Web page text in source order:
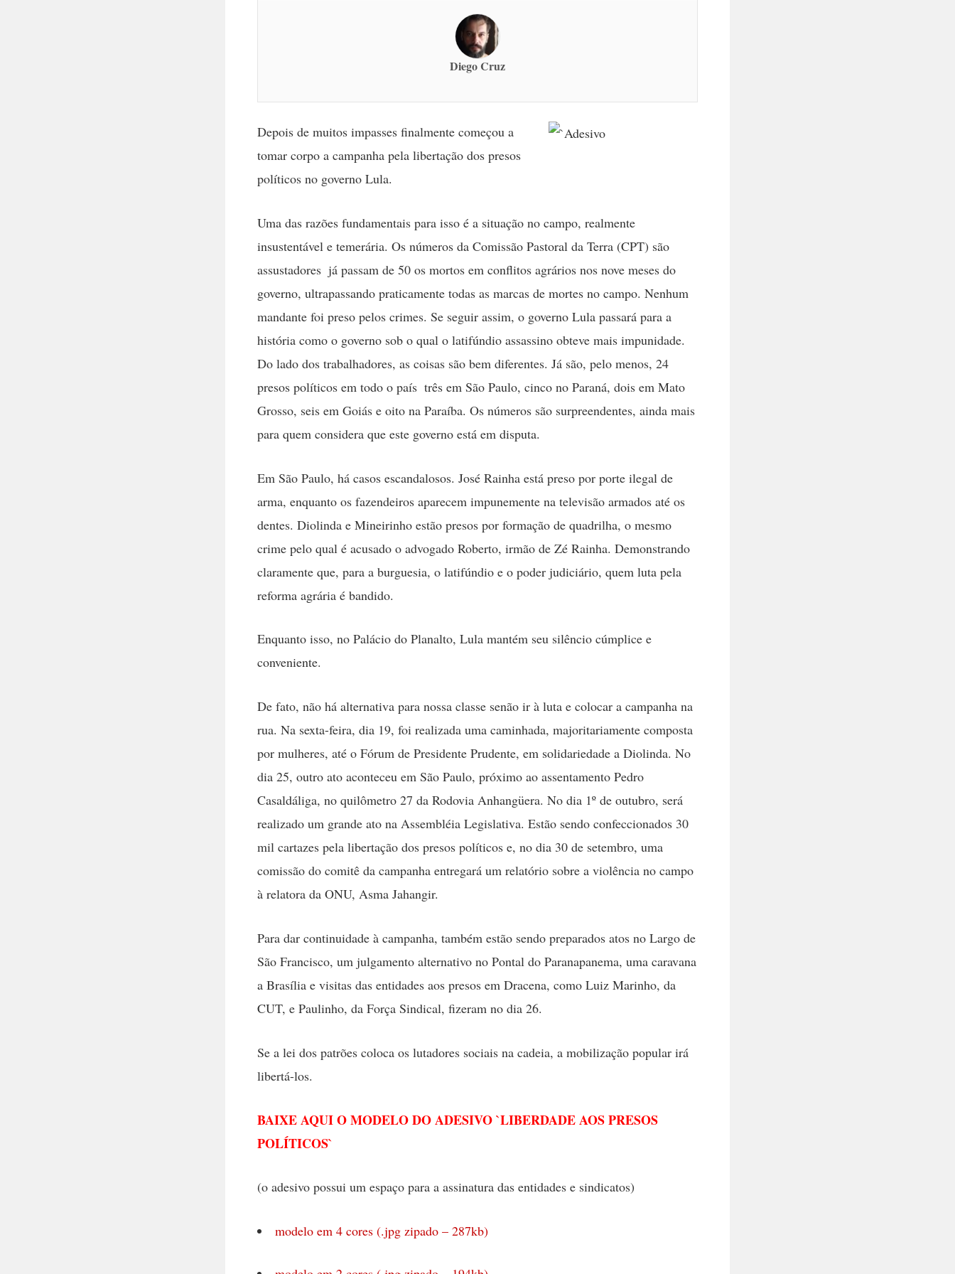
Diego Cruz
Depois de muitos impasses finalmente começou a
tomar corpo a campanha pela libertação dos presos
políticos no governo Lula.
Uma das razões fundamentais para isso é a situação no campo, realmente
insustentável e temerária. Os números da Comissão Pastoral da Terra (CPT) são
assustadores  já passam de 50 os mortos em conflitos agrários nos nove meses do
governo, ultrapassando praticamente todas as marcas de mortes no campo. Nenhum
mandante foi preso pelos crimes. Se seguir assim, o governo Lula passará para a
história como o governo sob o qual o latifúndio assassino obteve mais impunidade.
Do lado dos trabalhadores, as coisas são bem diferentes. Já são, pelo menos, 24
presos políticos em todo o país  três em São Paulo, cinco no Paraná, dois em Mato
Grosso, seis em Goiás e oito na Paraíba. Os números são surpreendentes, ainda mais
para quem considera que este governo está em disputa.
Em São Paulo, há casos escandalosos. José Rainha está preso por porte ilegal de
arma, enquanto os fazendeiros aparecem impunemente na televisão armados até os
dentes. Diolinda e Mineirinho estão presos por formação de quadrilha, o mesmo
crime pelo qual é acusado o advogado Roberto, irmão de Zé Rainha. Demonstrando
claramente que, para a burguesia, o latifúndio e o poder judiciário, quem luta pela
reforma agrária é bandido.
Enquanto isso, no Palácio do Planalto, Lula mantém seu silêncio cúmplice e
conveniente.
De fato, não há alternativa para nossa classe senão ir à luta e colocar a campanha na
rua. Na sexta-feira, dia 19, foi realizada uma caminhada, majoritariamente composta
por mulheres, até o Fórum de Presidente Prudente, em solidariedade a Diolinda. No
dia 25, outro ato aconteceu em São Paulo, próximo ao assentamento Pedro
Casaldáliga, no quilômetro 27 da Rodovia Anhangüera. No dia 1º de outubro, será
realizado um grande ato na Assembléia Legislativa. Estão sendo confeccionados 30
mil cartazes pela libertação dos presos políticos e, no dia 30 de setembro, uma
comissão do comitê da campanha entregará um relatório sobre a violência no campo
à relatora da ONU, Asma Jahangir.
Para dar continuidade à campanha, também estão sendo preparados atos no Largo de
São Francisco, um julgamento alternativo no Pontal do Paranapanema, uma caravana
a Brasília e visitas das entidades aos presos em Dracena, como Luiz Marinho, da
CUT, e Paulinho, da Força Sindical, fizeram no dia 26.
Se a lei dos patrões coloca os lutadores sociais na cadeia, a mobilização popular irá
libertá-los.
BAIXE AQUI O MODELO DO ADESIVO `LIBERDADE AOS PRESOS
POLÍTICOS`
(o adesivo possui um espaço para a assinatura das entidades e sindicatos)
modelo em 4 cores (.jpg zipado – 287kb)